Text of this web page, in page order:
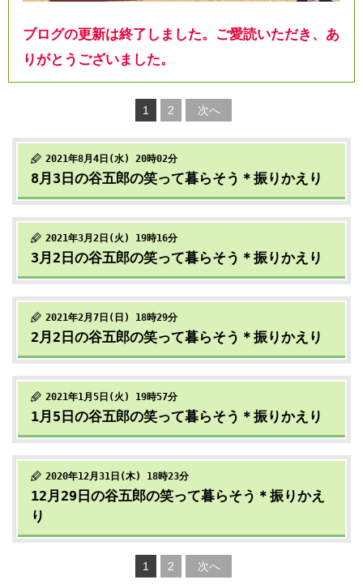
ブログの更新は終了しました。ご愛読いただき、あ
りがとうございました。
1 2 次へ
2021年8月4日(水) 20時02分
8月3日の谷五郎の笑って暮らそう＊振りかえり
2021年3月2日(火) 19時16分
3月2日の谷五郎の笑って暮らそう＊振りかえり
2021年2月7日(日) 18時29分
2月2日の谷五郎の笑って暮らそう＊振りかえり
2021年1月5日(火) 19時57分
1月5日の谷五郎の笑って暮らそう＊振りかえり
2020年12月31日(木) 18時23分
12月29日の谷五郎の笑って暮らそう＊振りかえ
り
1 2 次へ